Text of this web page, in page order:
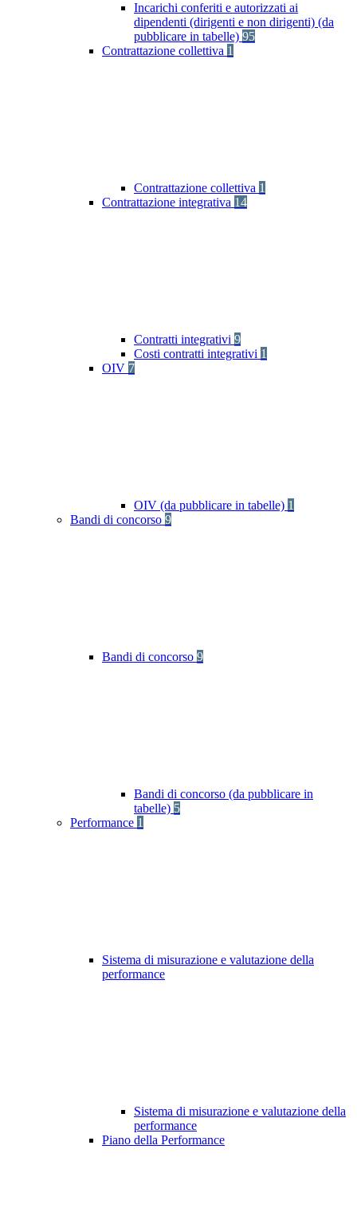
Incarichi conferiti e autorizzati ai
dipendenti (dirigenti e non dirigenti) (da
pubblicare in tabelle) 95
Contrattazione collettiva 1
Contrattazione collettiva 1
Contrattazione integrativa 14
Contratti integrativi 9
Costi contratti integrativi 1
OIV 7
OIV (da pubblicare in tabelle) 1
Bandi di concorso 9
Bandi di concorso 9
Bandi di concorso (da pubblicare in
tabelle) 5
Performance 1
Sistema di misurazione e valutazione della
performance
Sistema di misurazione e valutazione della
performance
Piano della Performance